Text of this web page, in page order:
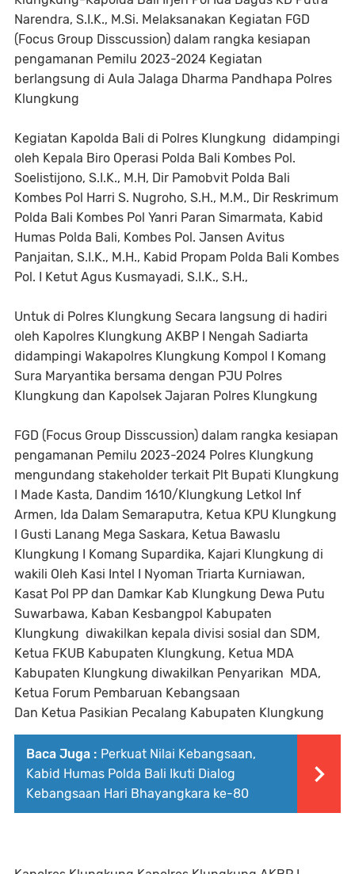
Narendra, S.I.K., M.Si. Melaksanakan Kegiatan FGD
(Focus Group Disscussion) dalam rangka kesiapan
pengamanan Pemilu 2023-2024 Kegiatan
berlangsung di Aula Jalaga Dharma Pandhapa Polres
Klungkung
Kegiatan Kapolda Bali di Polres Klungkung didampingi
oleh Kepala Biro Operasi Polda Bali Kombes Pol.
Soelistijono, S.I.K., M.H, Dir Pamobvit Polda Bali
Kombes Pol Harri S. Nugroho, S.H., M.M., Dir Reskrimum
Polda Bali Kombes Pol Yanri Paran Simarmata, Kabid
Humas Polda Bali, Kombes Pol. Jansen Avitus
Panjaitan, S.I.K., M.H., Kabid Propam Polda Bali Kombes
Pol. I Ketut Agus Kusmayadi, S.I.K., S.H.,
Untuk di Polres Klungkung Secara langsung di hadiri
oleh Kapolres Klungkung AKBP I Nengah Sadiarta
didampingi Wakapolres Klungkung Kompol I Komang
Sura Maryantika bersama dengan PJU Polres
Klungkung dan Kapolsek Jajaran Polres Klungkung
FGD (Focus Group Disscussion) dalam rangka kesiapan
pengamanan Pemilu 2023-2024 Polres Klungkung
mengundang stakeholder terkait Plt Bupati Klungkung
I Made Kasta, Dandim 1610/Klungkung Letkol Inf
Armen, Ida Dalam Semaraputra, Ketua KPU Klungkung
I Gusti Lanang Mega Saskara, Ketua Bawaslu
Klungkung I Komang Supardika, Kajari Klungkung di
wakili Oleh Kasi Intel I Nyoman Triarta Kurniawan,
Kasat Pol PP dan Damkar Kab Klungkung Dewa Putu
Suwarbawa, Kaban Kesbangpol Kabupaten
Klungkung diwakilkan kepala divisi sosial dan SDM,
Ketua FKUB Kabupaten Klungkung, Ketua MDA
Kabupaten Klungkung diwakilkan Penyarikan MDA,
Ketua Forum Pembaruan Kebangsaan
Dan Ketua Pasikian Pecalang Kabupaten Klungkung
Baca Juga : Perkuat Nilai Kebangsaan,
Kabid Humas Polda Bali Ikuti Dialog
Kebangsaan Hari Bhayangkara ke-80